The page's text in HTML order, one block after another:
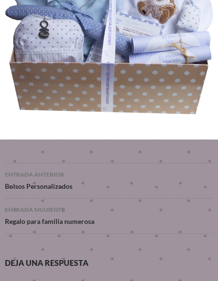
ENTRADA ANTERIOR
Bolsos Personalizados
ENTRADA SIGUIENTE
Regalo para familia numerosa
DEJA UNA RESPUESTA